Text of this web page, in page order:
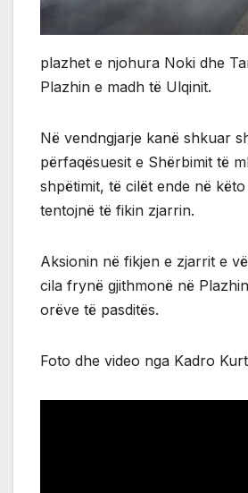
plazhet e njohura Noki dhe
Plazhin e madh të Ulqinit.
Në vendngjarje kanë shkuar
përfaqësuesit e Shërbimit të
shpëtimit, të cilët ende në
tentojnë të fikin zjarrin.
Aksionin në fikjen e zjarrit e
cila frynë gjithmonë në
orëve të pasditës.
Foto dhe video nga Kadro